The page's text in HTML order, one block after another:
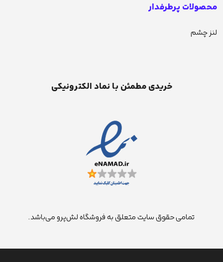
محصولات پرطرفدار
لنز چشم
خریدی مطمئن با نماد الکترونیکی
تمامی حقوق سایت متعلق به فروشگاه لش‌پرو می‌باشد.